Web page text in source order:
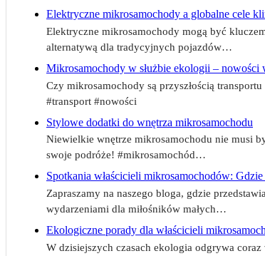
Elektryczne mikrosamochody a globalne cele
Elektryczne mikrosamochody mogą być
alternatywą dla tradycyjnych pojazdów…
Mikrosamochody w służbie ekologii – nowości
Czy mikrosamochody są przyszłością
#transport #nowości
Stylowe dodatki do wnętrza mikrosamochodu
Niewielkie wnętrze mikrosamochodu nie musi
swoje podróże! #mikrosamochód…
Spotkania właścicieli mikrosamochodów:
Zapraszamy na naszego bloga, gdzie
wydarzeniami dla miłośników małych…
Ekologiczne porady dla właścicieli
W dzisiejszych czasach ekologia odgrywa